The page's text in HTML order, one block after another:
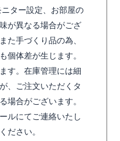
ター設定、お部屋の
が異なる場合がござ
た手づくり品の為、
個体差が生じます。
す。在庫管理には細
、ご注文いただくタ
場合がございます。
ルにてご連絡いたし
ださい。